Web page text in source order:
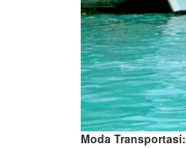
Moda Transportasi: